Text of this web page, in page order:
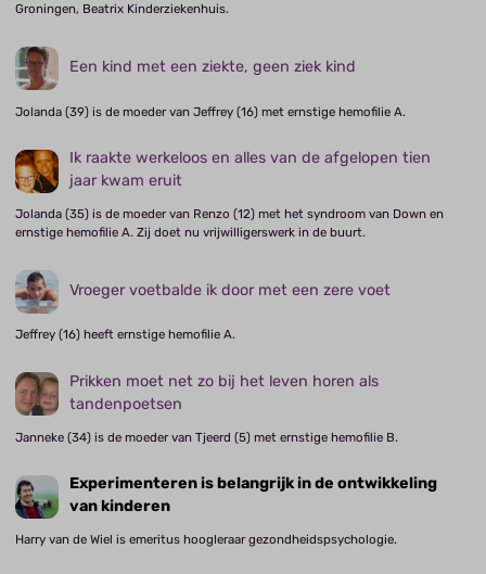
Groningen, Beatrix Kinderziekenhuis.
Een kind met een ziekte, geen ziek kind
Jolanda (39) is de moeder van Jeffrey (16) met ernstige hemofilie A.
Ik raakte werkeloos en alles van de afgelopen tien
jaar kwam eruit
Jolanda (35) is de moeder van Renzo (12) met het syndroom van Down en
ernstige hemofilie A. Zij doet nu vrijwilligerswerk in de buurt.
Vroeger voetbalde ik door met een zere voet
Jeffrey (16) heeft ernstige hemofilie A.
Prikken moet net zo bij het leven horen als
tandenpoetsen
Janneke (34) is de moeder van Tjeerd (5) met ernstige hemofilie B.
Experimenteren is belangrijk in de ontwikkeling
van kinderen
Harry van de Wiel is emeritus hoogleraar gezondheidspsychologie.